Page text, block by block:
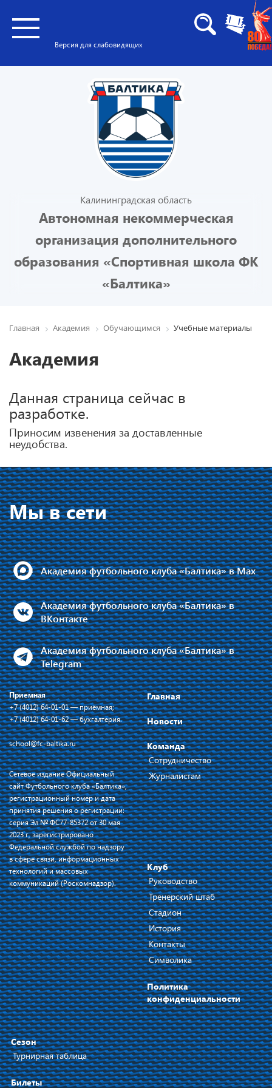
Версия для слабовидящих
Калининградская область
Автономная некоммерческая
организация дополнительного
образования «Спортивная школа ФК
«Балтика»
Главная Академия Обучающимся Учебные материалы
Академия
Данная страница сейчас в
разработке.
Приносим извенения за доставленные
неудобства.
Мы в сети
Академия футбольного клуба «Балтика» в Max
Академия футбольного клуба «Балтика» в
ВКонтакте
Академия футбольного клуба «Балтика» в
Telegram
Приемная
+7 (4012) 64-01-01 — приёмная;
+7 (4012) 64-01-62 — бухгалтерия.
school@fc-baltika.ru
Сетевое издание Официальный
сайт Футбольного клуба «Балтика»,
регистрационный номер и дата
принятия решения о регистрации:
серия Эл № ФС77-85372 от 30 мая
2023 г, зарегистрировано
Федеральной службой по надзору
в сфере связи, информационных
технологий и массовых
коммуникаций (Роскомнадзор).
Главная
Новости
Команда
Сотрудничество
Журналистам
Клуб
Руководство
Тренерский штаб
Стадион
История
Контакты
Символика
Политика
конфиденциальности
Сезон
Турнирная таблица
Билеты